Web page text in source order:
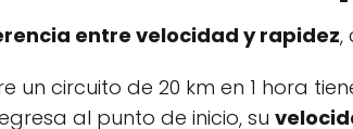
entre velocidad y rapidez,
un circuito de 20 km en 1 hora
al punto de inicio, su